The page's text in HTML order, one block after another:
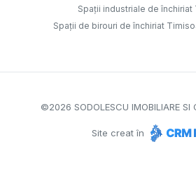
Spații industriale de închiriat
Spații de birouri de închiriat
©2026 SODOLESCU IMOBILIARE SI
Site creat în